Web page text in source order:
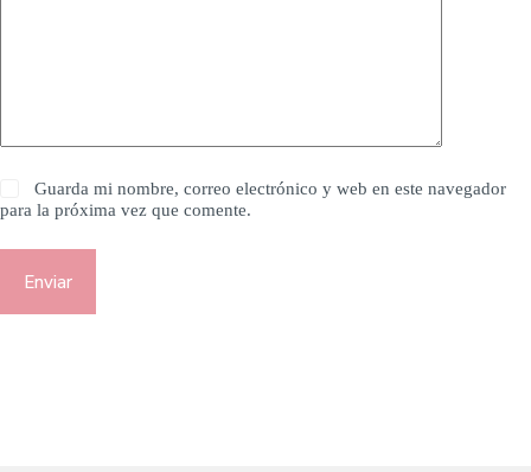
Guarda mi nombre, correo electrónico y web en este navegador
para la próxima vez que comente.
Enviar